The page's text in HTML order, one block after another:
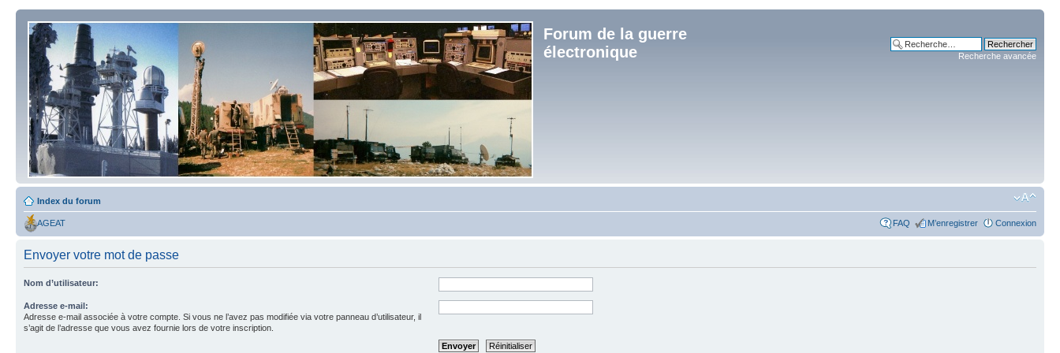
Forum de la guerre
électronique
Recherche avancée
Index du forum
AGEAT FAQ M’enregistrer Connexion
Envoyer votre mot de passe
Nom d’utilisateur:
Adresse e-mail:
Adresse e-mail associée à votre compte. Si vous ne l’avez pas modifiée via votre panneau d’utilisateur, il
s’agit de l’adresse que vous avez fournie lors de votre inscription.